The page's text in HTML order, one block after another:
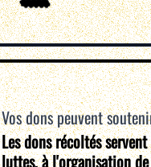
Vos dons peuvent
Les dons récoltés
luttes, à l'organisation